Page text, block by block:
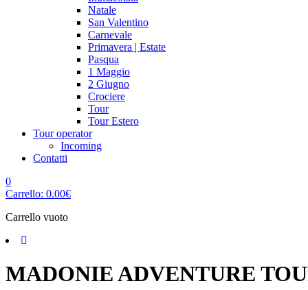
Natale
San Valentino
Carnevale
Primavera | Estate
Pasqua
1 Maggio
2 Giugno
Crociere
Tour
Tour Estero
Tour operator
Incoming
Contatti
0
Carrello: 0.00€
Carrello vuoto
MADONIE ADVENTURE